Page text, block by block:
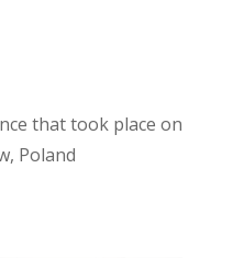
that took place on
Poland